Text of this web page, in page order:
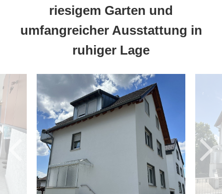
riesigem Garten und
umfangreicher Ausstattung in
ruhiger Lage